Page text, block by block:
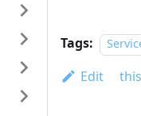
Tags:
Edit